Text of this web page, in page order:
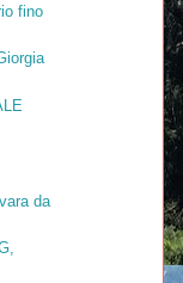
fino
da